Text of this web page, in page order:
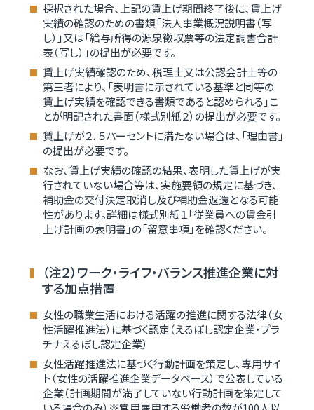
採択された場合、上記の賃上げ期間終了後に、賃上げ
実績の確認のための書類「法人事業概況説明書（写
し）」又は「給与所得の源泉徴収票等の法定調書合計
表（写し）」の提出が必要です。
賃上げ実績確認のため、税理士又は公認会計士等の
第三者により、「表明書に示されている基準と同等の
賃上げ実績を確認できる書類であると認められる」こ
とが明記された書面（様式別紙２）の提出が必要です。
賃上げが２．５パーセントに満たない場合は、「理由書」
の提出が必要です。
なお、賃上げ実績の確認の結果、表明した賃上げが実
行されていない場合等は、実施要領の規定に基づき、
補助金の交付決定取消し及び補助金返還となる可能
性があります。詳細は様式別紙１「従業員への賃金引
上げ計画の表明書」の「留意事項」を確認ください。
（注２）ワーク・ライフ・バランス推進企業に対
する加点措置
女性の職業生活における活躍の推進に関する法律（女
性活躍推進法）に基づく認定（えるぼし認定企業・プラ
チナえるぼし認定企業）
女性活躍推進法に基づく行動計画を策定し、専用サイ
ト（女性の活躍推進企業データベース）で公表している
企業（計画期間が満了していない行動計画を策定して